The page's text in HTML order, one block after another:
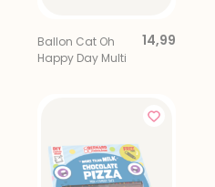
Ballon Cat Oh
Happy Day Multi
14,99